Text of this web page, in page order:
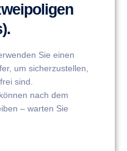
Sie einen
um sicherzustellen,
sind.
nach dem
– warten Sie